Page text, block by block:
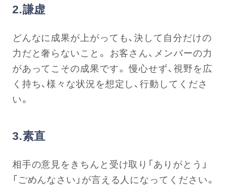
2.謙虚
どんなに成果が上がっても、決して自分だけの
力だと奢らないこと。 お客さん、メンバーの力
があってこその成果です。 慢心せず、視野を広
く持ち、様々な状況を想定し、行動してくださ
い。
3.素直
相手の意見をきちんと受け取り「ありがとう」
「ごめんなさい」が言える人になってください。